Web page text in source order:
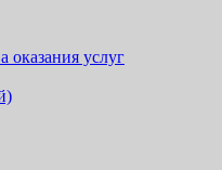
оказания услуг